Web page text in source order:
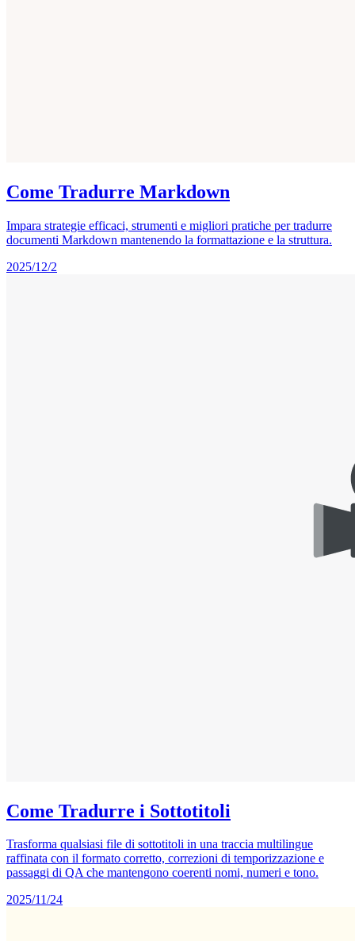
Come Tradurre Markdown
Impara strategie efficaci, strumenti e migliori pratiche per tradurre
documenti Markdown mantenendo la formattazione e la struttura.
2025/12/2
Come Tradurre i Sottotitoli
Trasforma qualsiasi file di sottotitoli in una traccia multilingue
raffinata con il formato corretto, correzioni di temporizzazione e
passaggi di QA che mantengono coerenti nomi, numeri e tono.
2025/11/24